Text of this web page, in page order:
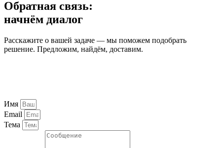
Обратная связь:
начнём диалог
Расскажите о вашей задаче — мы поможем подобрать
решение. Предложим, найдём, доставим.
Имя
Email
Тема